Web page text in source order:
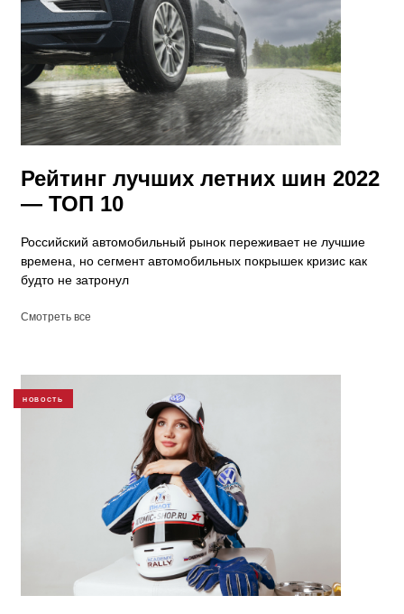
Рейтинг лучших летних шин 2022
— ТОП 10
Российский автомобильный рынок переживает не лучшие
времена, но сегмент автомобильных покрышек кризис как
будто не затронул
Смотреть все
НОВОСТЬ